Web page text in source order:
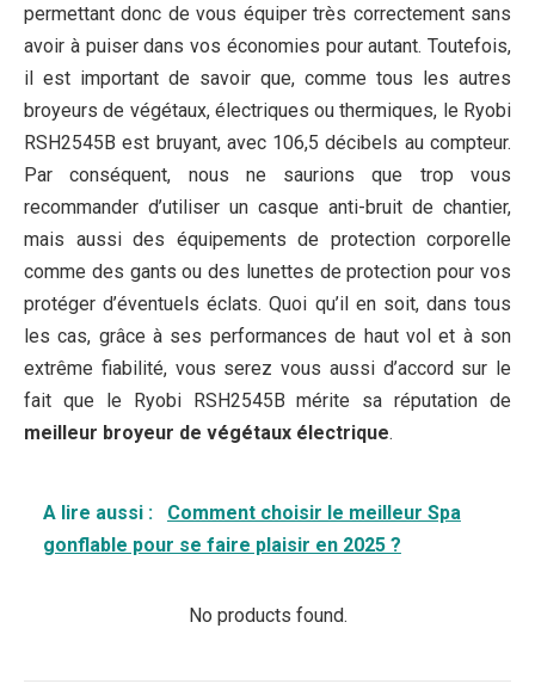
permettant donc de vous équiper très correctement sans
avoir à puiser dans vos économies pour autant. Toutefois,
il est important de savoir que, comme tous les autres
broyeurs de végétaux, électriques ou thermiques, le Ryobi
RSH2545B est bruyant, avec 106,5 décibels au compteur.
Par conséquent, nous ne saurions que trop vous
recommander d’utiliser un casque anti-bruit de chantier,
mais aussi des équipements de protection corporelle
comme des gants ou des lunettes de protection pour vos
protéger d’éventuels éclats. Quoi qu’il en soit, dans tous
les cas, grâce à ses performances de haut vol et à son
extrême fiabilité, vous serez vous aussi d’accord sur le
fait que le Ryobi RSH2545B mérite sa réputation de
meilleur broyeur de végétaux électrique.
A lire aussi :
Comment choisir le meilleur Spa
gonflable pour se faire plaisir en 2025 ?
No products found.